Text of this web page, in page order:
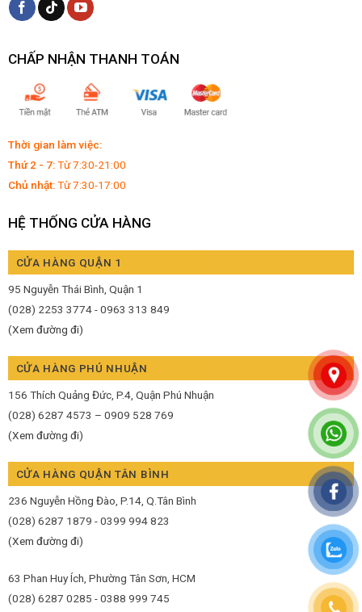
CHẤP NHẬN THANH TOÁN
Thời gian làm việc:
Thứ 2 - 7:Từ 7:30-21:00
Chủ nhật:Từ 7:30-17:00
HỆ THỐNG CỬA HÀNG
CỬA HÀNG QUẬN 1
95 Nguyễn Thái Bình, Quận 1
(028) 2253 3774 - 0963 313 849
(Xem đường đi)
CỬA HÀNG PHÚ NHUẬN
156 Thích Quảng Đức, P.4, Quận Phú Nhuận
(028) 6287 4573 – 0909 528 769
(Xem đường đi)
CỬA HÀNG QUẬN TÂN BÌNH
236 Nguyễn Hồng Đào, P.14, Q.Tân Bình
(028) 6287 1879 - 0399 994 823
(Xem đường đi)
63 Phan Huy Ích, Phường Tân Sơn, HCM
(028) 6287 0285 - 0388 999 745